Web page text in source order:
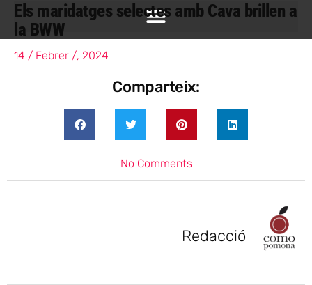
Els maridatges selectes amb Cava brillen a
la BWW
14 / Febrer /, 2024
Comparteix:
No Comments
Redacció